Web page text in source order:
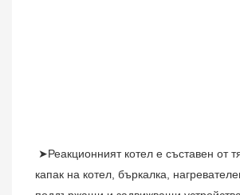
➤Реакционният котел е съставен от
капак на котел, бъркалка,